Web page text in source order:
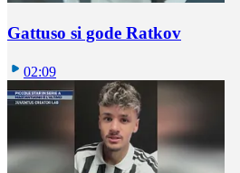
Gattuso si gode Ratkov
02:09